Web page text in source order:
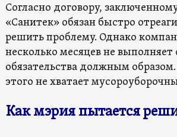
Согласно договору,
«Санитек» обязан быстро
решить проблему. Однако
несколько месяцев не выполняет
обязательства должным
этого не хватает
Как мэрия пытается